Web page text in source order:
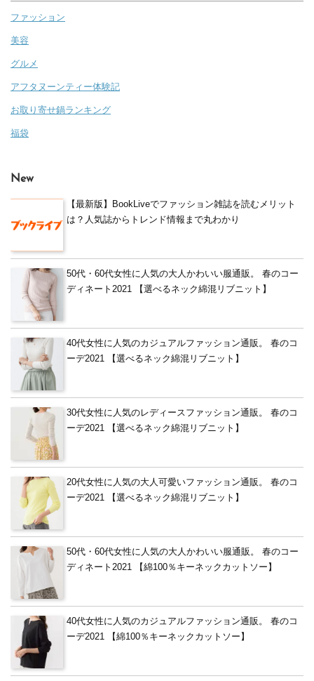
ファッション
美容
グルメ
アフタヌーンティー体験記
お取り寄せ鍋ランキング
福袋
New
【最新版】BookLiveでファッション雑誌を読むメリット
は？人気誌からトレンド情報まで丸わかり
50代・60代女性に人気の大人かわいい服通販。 春のコー
ディネート2021 【選べるネック綿混リブニット】
40代女性に人気のカジュアルファッション通販。 春のコ
ーデ2021 【選べるネック綿混リブニット】
30代女性に人気のレディースファッション通販。 春のコ
ーデ2021 【選べるネック綿混リブニット】
20代女性に人気の大人可愛いファッション通販。 春のコ
ーデ2021 【選べるネック綿混リブニット】
50代・60代女性に人気の大人かわいい服通販。 春のコー
ディネート2021 【綿100％キーネックカットソー】
40代女性に人気のカジュアルファッション通販。 春のコ
ーデ2021 【綿100％キーネックカットソー】